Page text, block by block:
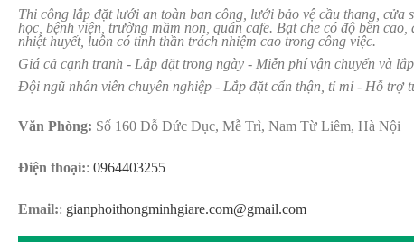
Thi công lắp đặt lưới an toàn ban công, lưới bảo vệ cầu thang, cửa
học, bệnh viện, trường mầm non, quán cafe. Bạt che có độ bền
nhiệt huyết, luôn có tinh thần trách nhiệm cao trong công việc.
Giá cả cạnh tranh - Lắp đặt trong ngày - Miễn phí vận chuyển và
Đội ngũ nhân viên chuyên nghiệp - Lắp đặt cẩn thận, tỉ mỉ - Hỗ trợ
Văn Phòng: Số 160 Đỗ Đức Dục, Mễ Trì, Nam Từ Liêm, Hà Nội
Điện thoại:: 0964403255
Email:: gianphoithongminhgiare.com@gmail.com